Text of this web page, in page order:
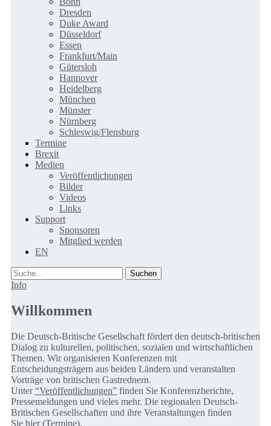
Dresden
Duke Award
Düsseldorf
Essen
Frankfurt/Main
Gütersloh
Hannover
Heidelberg
München
Münster
Nürnberg
Schleswig/Flensburg
Termine
Brexit
Medien
Veröffentlichungen
Bilder
Videos
Links
Support
Sponsoren
Mitglied werden
EN
Suche
Info
Willkommen
Die Deutsch-Britische Gesellschaft fördert den deutsch-britischen
Dialog zu kulturellen, politischen, sozialen und wirtschaftlichen
Themen. Wir organisieren Konferenzen mit
Entscheidungsträgern aus beiden Ländern und veranstalten
Vorträge von britischen Gastrednern.
Unter“Veröffentlichungen” finden Sie Konferenzberichte,
Pressemeldungen und vieles mehr. Die regionalen Deutsch-
Britischen Gesellschaften und ihre Veranstaltungen finden
Sie hier (Termine).